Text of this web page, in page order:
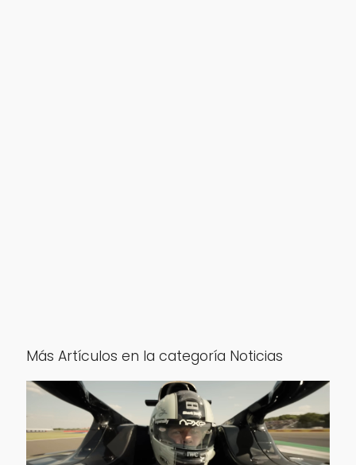
Más Artículos en la categoría Noticias